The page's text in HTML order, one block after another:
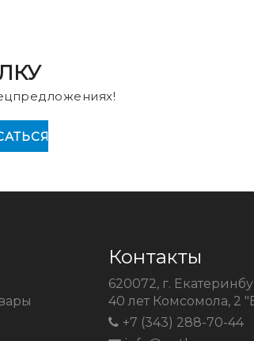
Контакты
620072, г.
40 лет Комсомола, 2
+7 (343) 288-70-44